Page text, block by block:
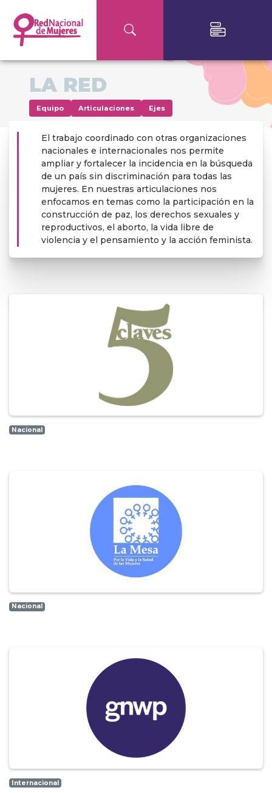
LA RED
Equipo Articulaciones Ejes
El trabajo coordinado con otras organizaciones
nacionales e internacionales nos permite
ampliar y fortalecer la incidencia en la búsqueda
de un país sin discriminación para todas las
mujeres. En nuestras articulaciones nos
enfocamos en temas como la participación en la
construcción de paz, los derechos sexuales y
reproductivos, el aborto, la vida libre de
violencia y el pensamiento y la acción feminista.
Nacional
Nacional
Internacional